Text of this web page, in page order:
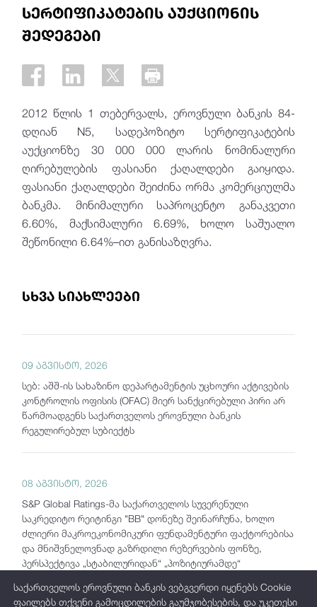
სერტიფიკატების აუქციონის
შედეგები
2012 წლის 1 თებერვალს, ეროვნული ბანკის 84-
დღიან N5, სადეპოზიტო სერტიფიკატების
აუქციონზე 30 000 000 ლარის ნომინალური
ღირებულების ფასიანი ქაღალდები გაიყიდა.
ფასიანი ქაღალდები შეიძინა ორმა კომერციულმა
ბანკმა. მინიმალური საპროცენტო განაკვეთი
6.60%, მაქსიმალური 6.69%, ხოლო საშუალო
შეწონილი 6.64%–ით განისაზღვრა.
სხვა სიახლეები
09 აგვისტო, 2026
სებ: აშშ-ის სახაზინო დეპარტამენტის უცხოური აქტივების
კონტროლის ოფისის (OFAC) მიერ სანქცირებული პირი არ
წარმოადგენს საქართველოს ეროვნული ბანკის
რეგულირებულ სუბიექტს
08 აგვისტო, 2026
S&P Global Ratings-მა საქართველოს სუვერენული
საკრედიტო რეიტინგი "BB" დონეზე შეინარჩუნა, ხოლო
ძლიერი მაკროეკონომიკური ფუნდამენტური ფაქტორებისა
და მნიშვნელოვნად გაზრდილი რეზერვების ფონზე,
პერსპექტივა „სტაბილურიდან“ „პოზიტიურამდე“
საქართველოს ეროვნული ბანკის ვებგვერდი იყენებს Cookie
ფაილებს თქვენი გამოცდილების გაუმჯობესების, და უკეთესი